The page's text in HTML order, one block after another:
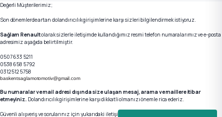
Değerli Müşterilerimiz;
Son dönemlerde artan dolandırıcılık girişimlerine karşı sizleri bilgilendirmek istiyoruz.
Sağlam Renaultolarak sizlerle iletişimde kullandığımız resmi telefon numaralarımız ve e-posta
adresimiz aşağıda belirtilmiştir.
0507 633 5211
0538 658 5792
0312 512 5758
baskentsaglamotomotiv@gmail.com
Bu numaralar ve mail adresi dışında size ulaşan mesaj, arama ve maillere itibar
etmeyiniz. Dolandırıcılık girişimlerine karşı dikkatli olmanızı önemle rica ederiz.
Güvenli alışveriş ve sorularınız için yukarıdaki iletişim kanallarımızdan bizlere ulaşabilirsiniz.